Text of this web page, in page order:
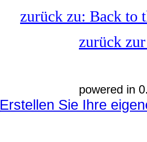
zurück zu: Back to
zurück
powered in
Erstellen Sie Ihre